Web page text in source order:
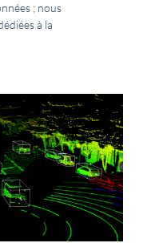
; nous
à la